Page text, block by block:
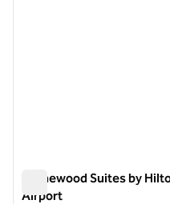
Homewood Suites by
Airport